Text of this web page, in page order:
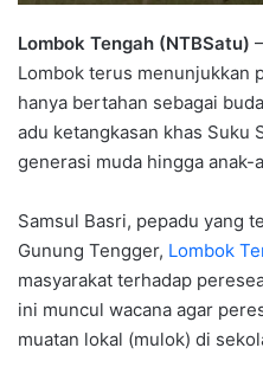
Lombok Tengah (NTBSatu)
Lombok terus menunjukkan
hanya bertahan sebagai
adu ketangkasan khas Suku
generasi muda hingga anak-
Samsul Basri, pepadu yang
Gunung Tengger, Lombok
masyarakat terhadap
ini muncul wacana agar
muatan lokal (mulok) di